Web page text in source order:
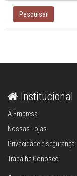
Pesquisar
Institucional
A Empresa
Nossas Lojas
Privacidade e segurança
Trabalhe Conosco